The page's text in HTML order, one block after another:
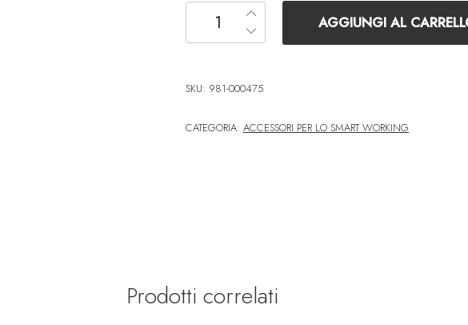
Logitech USB Headset H340 - Codice
AGGIUNGI AL
SKU: 981-000475
CATEGORIA: ACCESSORI PER LO SMART WORKING
Prodotti correlati